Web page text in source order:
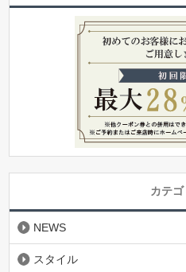
カテ
NEWS
スタイル